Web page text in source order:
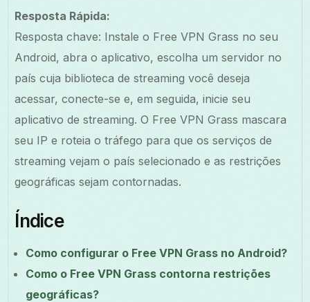
Resposta Rápida:
Resposta chave: Instale o Free VPN Grass no seu
Android, abra o aplicativo, escolha um servidor no
país cuja biblioteca de streaming você deseja
acessar, conecte-se e, em seguida, inicie seu
aplicativo de streaming. O Free VPN Grass mascara
seu IP e roteia o tráfego para que os serviços de
streaming vejam o país selecionado e as restrições
geográficas sejam contornadas.
Índice
Como configurar o Free VPN Grass no Android?
Como o Free VPN Grass contorna restrições
geográficas?